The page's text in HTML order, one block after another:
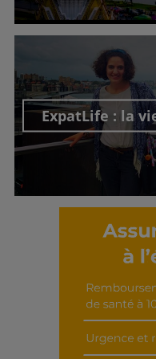
ExpatLife : la